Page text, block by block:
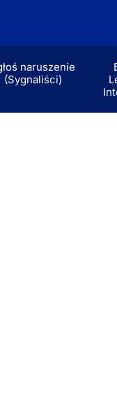
naruszenie
(Sygnaliści)